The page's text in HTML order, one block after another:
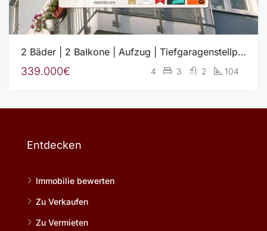
2 Bäder | 2 Balkone | Aufzug | Tiefgaragenstellplatz
339.000€ 4 3 2 104
Entdecken
Immobilie bewerten
Zu Verkaufen
Zu Vermieten